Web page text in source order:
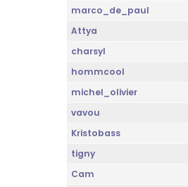
marco_de_paul
Attya
charsyl
hommcool
michel_olivier
vavou
Kristobass
tigny
Cam